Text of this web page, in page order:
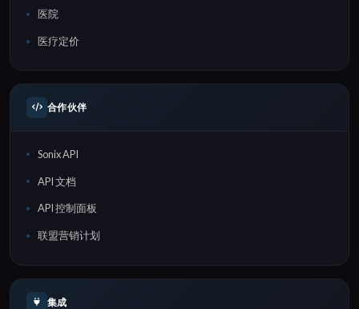
医院
医疗定价
合作伙伴
Sonix API
API 文档
API 控制面板
联盟营销计划
集成